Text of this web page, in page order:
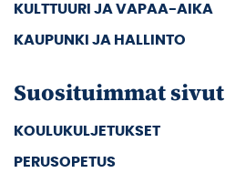
KULTTUURI JA VAPAA-AIKA
KAUPUNKI JA HALLINTO
Suosituimmat sivut
KOULUKULJETUKSET
PERUSOPETUS